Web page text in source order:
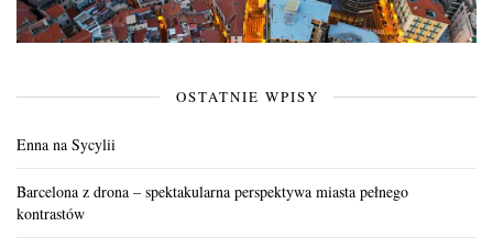
OSTATNIE WPISY
Enna na Sycylii
Barcelona z drona – spektakularna perspektywa miasta pełnego
kontrastów